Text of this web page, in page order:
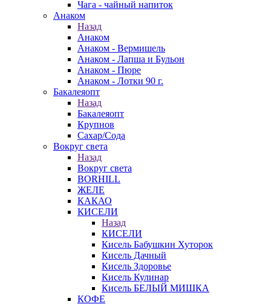
Чага - чайный напиток
Анаком
Назад
Анаком
Анаком - Вермишель
Анаком - Лапша и Бульон
Анаком - Пюре
Анаком - Лотки 90 г.
Бакалеяопт
Назад
Бакалеяопт
Крупнов
Сахар/Сода
Вокруг света
Назад
Вокруг света
BORHILL
ЖЕЛЕ
КАКАО
КИСЕЛИ
Назад
КИСЕЛИ
Кисель Бабушкин Хуторок
Кисель Дачный
Кисель Здоровье
Кисель Кулинар
Кисель БЕЛЫЙ МИШКА
КОФЕ